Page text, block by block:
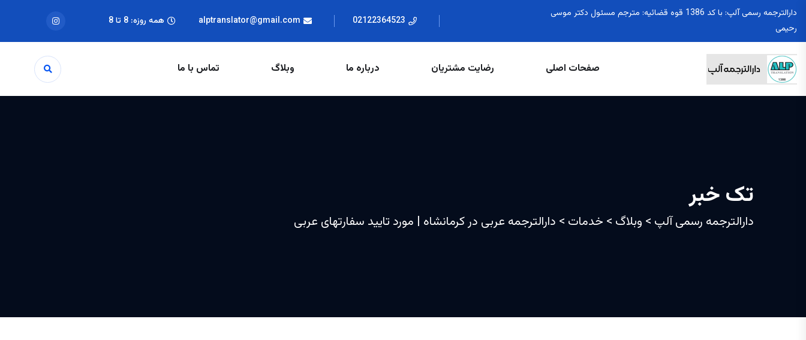
دارالترجمه رسمی آلپ: با کد 1386 قوه قضائیه: مترجم مسئول دکتر موسی
رحیمی
02122364523
alptranslator@gmail.com همه روزه: 8 تا 8
صفحات اصلی رضایت مشتریان درباره ما وبلاگ تماس با ما
تک خبر
دارالترجمه رسمی آلپ > وبلاگ > خدمات > دارالترجمه عربی در کرمانشاه | مورد تایید سفارتهای عربی